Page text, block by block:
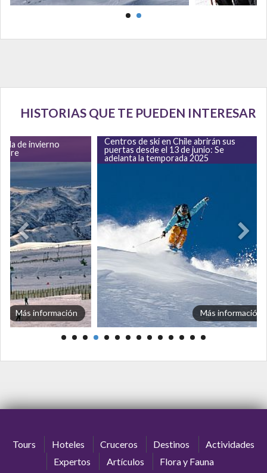
HISTORIAS QUE TE PUEDEN INTERESAR
de invierno
Más información
Centros de ski en Chile abrirán sus
puertas desde el 13 de junio: Se
adelanta la temporada 2025
Más información
Tours Hoteles Cruceros Destinos
Actividades
Expertos
Artículos Flora y Fauna